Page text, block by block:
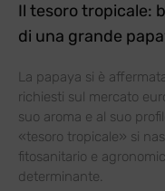
Il tesoro tropicale:
di una grande
La papaya si è
richiesti sul mercato
suo aroma e al suo
«tesoro tropicale» si
fitosanitario e
determinante.